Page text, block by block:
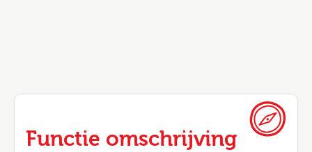
Functie omschrijving